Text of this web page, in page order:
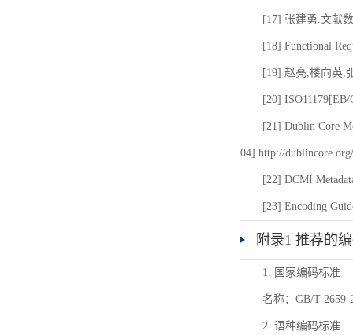
[17] 张建勇.文献
[18] Functional
[19] 赵亮,楼向英,
[20] ISO11179[EB/
[21] Dublin Core
04].http://
[22] DCMI
[23] Encoding
附录1 推荐的
1. 国家编码标准
名称：GB/T
2. 语种编码标准